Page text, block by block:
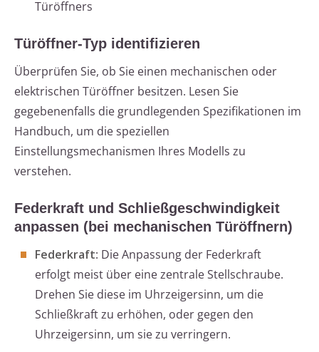
Türöffners
Türöffner-Typ identifizieren
Überprüfen Sie, ob Sie einen mechanischen oder
elektrischen Türöffner besitzen. Lesen Sie
gegebenenfalls die grundlegenden Spezifikationen im
Handbuch, um die speziellen
Einstellungsmechanismen Ihres Modells zu
verstehen.
Federkraft und Schließgeschwindigkeit
anpassen (bei mechanischen Türöffnern)
Federkraft: Die Anpassung der Federkraft
erfolgt meist über eine zentrale Stellschraube.
Drehen Sie diese im Uhrzeigersinn, um die
Schließkraft zu erhöhen, oder gegen den
Uhrzeigersinn, um sie zu verringern.